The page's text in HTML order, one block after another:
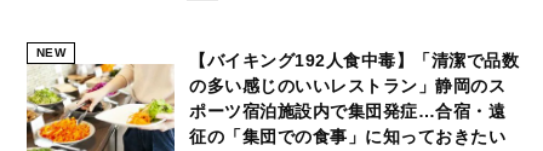
NEW
【バイキング192人食中毒】「清潔で品数
の多い感じのいいレストラン」静岡のス
ポーツ宿泊施設内で集団発症…合宿・遠
征の「集団での食事」に知っておきたい